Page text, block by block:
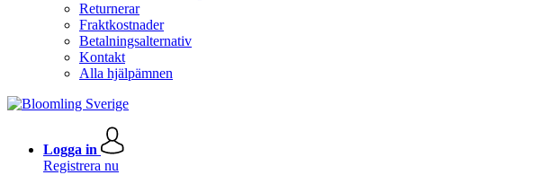
Returnerar
Fraktkostnader
Betalningsalternativ
Kontakt
Alla hjälpämnen
Logga in
Registrera nu